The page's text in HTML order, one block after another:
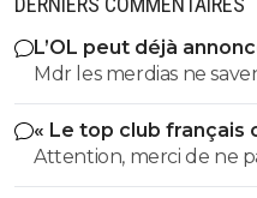
L’OL peut déjà
Mdr les merdias ne
« Le top club français
PSG
Attention, merci de ne
Raymond Q qui a un